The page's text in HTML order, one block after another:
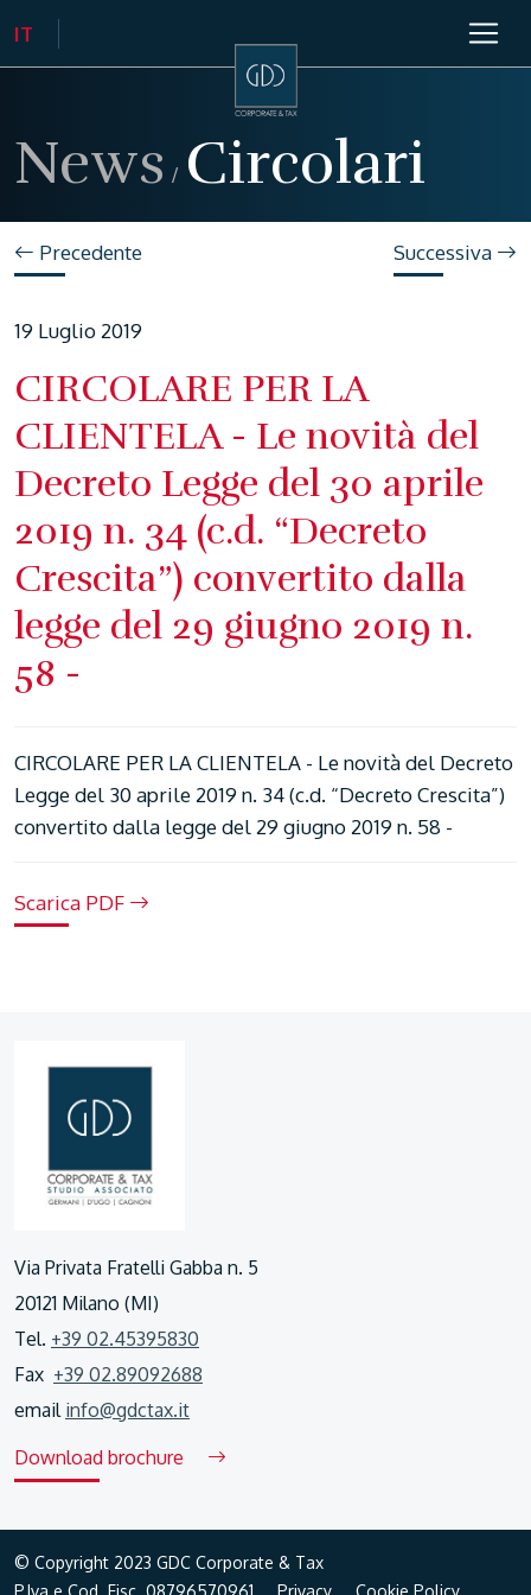
News / Circolari
Precedente Successiva
19 Luglio 2019
CIRCOLARE PER LA
CLIENTELA - Le novità del
Decreto Legge del 30 aprile
2019 n. 34 (c.d. “Decreto
Crescita”) convertito dalla
legge del 29 giugno 2019 n.
58 -
CIRCOLARE PER LA CLIENTELA - Le novità del Decreto
Legge del 30 aprile 2019 n. 34 (c.d. “Decreto Crescita”)
convertito dalla legge del 29 giugno 2019 n. 58 -
Scarica PDF
Via Privata Fratelli Gabba n. 5
20121 Milano (MI)
Tel. +39 02.45395830
Fax +39 02.89092688
email info@gdctax.it
Download brochure
© Copyright 2023 GDC Corporate & Tax